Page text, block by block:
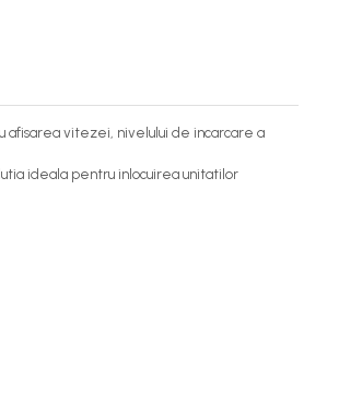
afisarea vitezei, nivelului de incarcare a
ideala pentru inlocuirea unitatilor